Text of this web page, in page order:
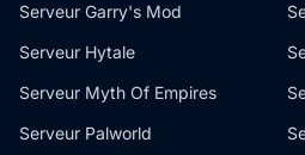
Serveur Garry's Mod
Serveur Hytale
Serveur Myth Of Empires
Serveur Palworld